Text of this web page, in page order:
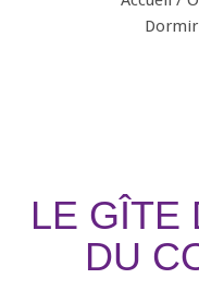
Dormir
LE GÎTE
DU